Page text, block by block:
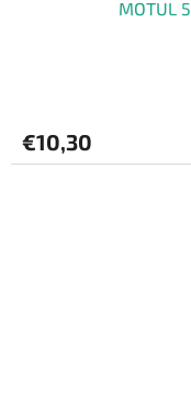
MOTUL
€10,30